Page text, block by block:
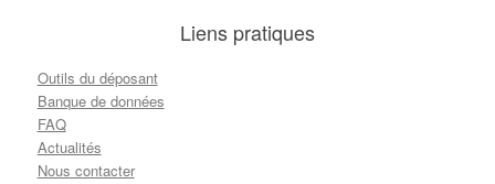
Liens pratiques
Outils du déposant
Banque de données
FAQ
Actualités
Nous contacter